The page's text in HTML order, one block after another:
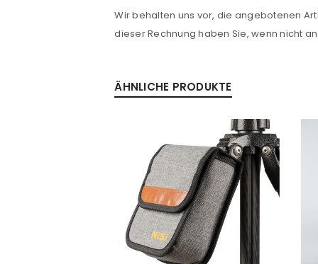
Wir behalten uns vor, die angebotenen
dieser Rechnung haben Sie, wenn nicht
ÄHNLICHE PRODUKTE